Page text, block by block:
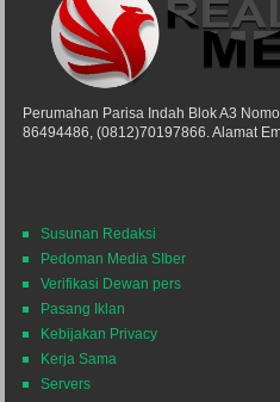
Perumahan Parisa Indah Blok A3
86494486, (0812)70197866. Alamat
Susunan Redaksi
Pedoman Media SIber
Verifikasi Dewan pers
Pasang Iklan
Kebijakan Privacy
Kerja Sama
Servers